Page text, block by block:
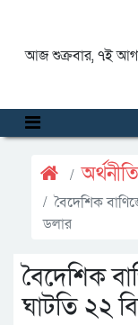
আজ শুক্রবার, ৭ই
অর্থনীতি
বৈদেশিক
ডলার
বৈদেশিক
ঘাটতি ২২